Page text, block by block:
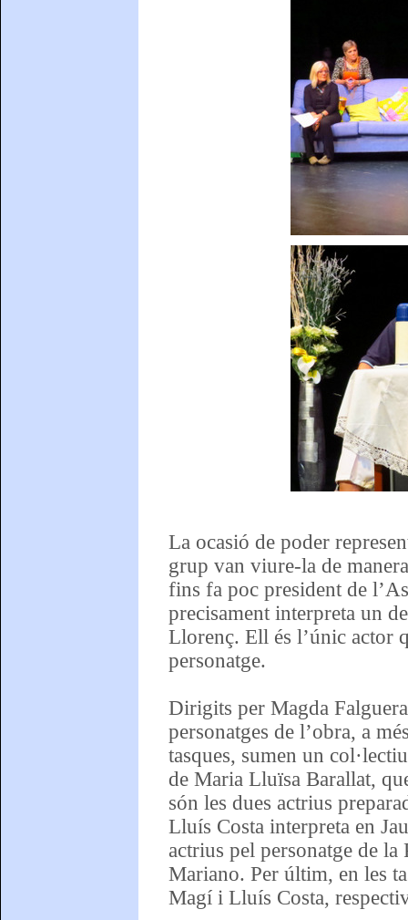
La ocasió de poder
grup van viure-la de
fins fa poc president de
precisament interpreta un
Llorenç. Ell és l’únic actor
personatge.
Dirigits per Magda
personatges de l’obra, a
tasques, sumen un
de Maria Lluïsa Barallat,
són les dues actrius
Lluís Costa interpreta en
actrius pel personatge de
Mariano. Per últim, en les
Magí i Lluís Costa,